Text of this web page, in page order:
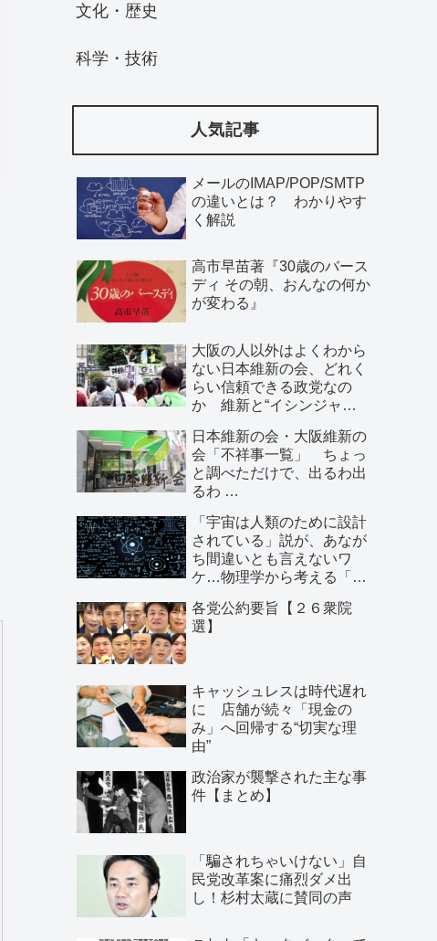
文化・歴史
科学・技術
人気記事
メールのIMAP/POP/SMTP
の違いとは？ わかりやす
く解説
高市早苗著『30歳のバース
ディ その朝、おんなの何か
が変わる』
大阪の人以外はよくわから
ない日本維新の会、どれく
らい信頼できる政党なの
か 維新と“イシンジャ
る、大阪で起きていること
日本維新の会・大阪維新の
会「不祥事一覧」 ちょっ
と調べただけで、出るわ出
るわ …
「宇宙は人類のために設計
されている」説が、あなが
ち間違いとも言えないワ
ケ…物理学から考える「こ
各党公約要旨【２６衆院
選】
キャッシュレスは時代遅れ
に 店舗が続々「現金の
み」へ回帰する“切実な理
由”
政治家が襲撃された主な事
件【まとめ】
「騙されちゃいけない」自
民党改革案に痛烈ダメ出
し！杉村太蔵に賛同の声